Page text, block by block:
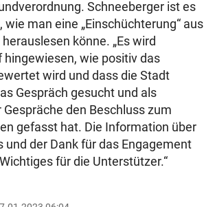
Schneeberger ist es
man eine „Einschüchterung“ aus
könne. „Es wird
hingewiesen, wie positiv das
wird und dass die Stadt
Gespräch gesucht und als
Gespräche den Beschluss zum
gefasst hat. Die Information über
und der Dank für das Engagement
für die Unterstützer.“